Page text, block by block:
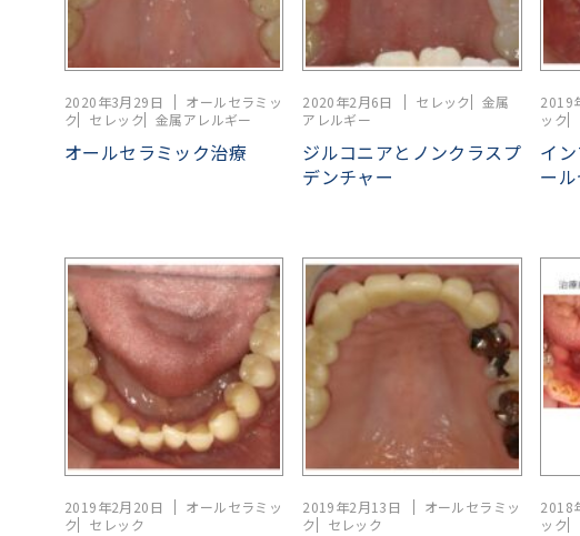
2020年3月29日
オールセラミッ
ク
セレック 金属アレルギー
オールセラミック治療
2020年2月6日 セレック
金属
アレルギー
ジルコニアとノンクラスプ
デンチャー
2019
ック
イ
ー
2019年2月20日
オールセラミッ
ク
セレック
2019年2月13日
オールセラミッ
ク
セレック
2018
ック